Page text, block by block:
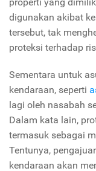
digunakan akibat
tersebut, tak
proteksi terhadap
Sementara untuk
kendaraan, seperti
lagi oleh nasabah
Dalam kata lain,
termasuk sebagai
Tentunya,
kendaraan akan